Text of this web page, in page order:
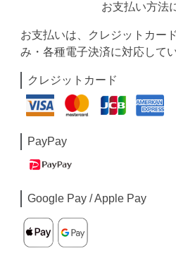
お支払い方法
お支払いは、クレジットカー
み・各種電子決済に対応してい
クレジットカード
PayPay
Google Pay / Apple Pay